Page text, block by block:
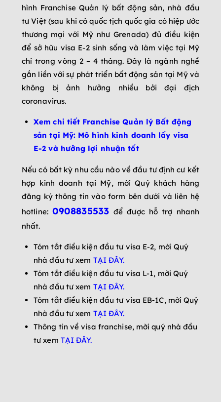
hình Franchise Quản lý bất động sản, nhà đầu
tư Việt (sau khi có quốc tịch quốc gia có hiệp ước
thương mại với Mỹ như Grenada) đủ điều kiện
để sở hữu visa E-2 sinh sống và làm việc tại Mỹ
chỉ trong vòng 2 – 4 tháng. Đây là ngành nghề
gắn liền với sự phát triển bất động sản tại Mỹ và
không bị ảnh hưởng nhiều bởi đại địch
coronavirus.
Xem chi tiết Franchise Quản lý Bất động
sản tại Mỹ: Mô hình kinh doanh lấy visa
E-2 và hưởng lợi nhuận tốt
Nếu có bất kỳ nhu cầu nào về đầu tư định cư kết
hợp kinh doanh tại Mỹ, mời Quý khách hàng
đăng ký thông tin vào form bên dưới và liên hệ
hotline: 0908835533 để được hỗ trợ nhanh
nhất.
Tóm tắt điều kiện đầu tư visa E-2, mời Quý
nhà đầu tư xem TẠI ĐÂY.
Tóm tắt điều kiện đầu tư visa L-1, mời Quý
nhà đầu tư xem TẠI ĐÂY.
Tóm tắt điều kiện đầu tư visa EB-1C, mời Quý
nhà đầu tư xem TẠI ĐÂY.
Thông tin về visa franchise, mời quý nhà đầu
tư xem TẠI ĐÂY.